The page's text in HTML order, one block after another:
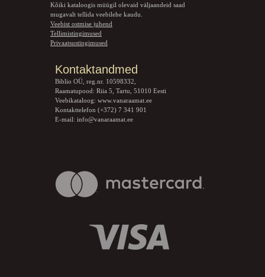
Kõiki kataloogis müügil olevaid väljaandeid saad
mugavalt tellida veebilehe kaudu.
Veebist ostmise juhend
Tellimistingimused
Privaatsustingimused
Kontaktandmed
Biblio OÜ, reg.nr. 10598332,
Raamatupood: Riia 5, Tartu, 51010 Eesti
Veebikataloog: www.vanaraamat.ee
Kontakttelefon (+372) 7 341 901
E-mail: info@vanaraamat.ee